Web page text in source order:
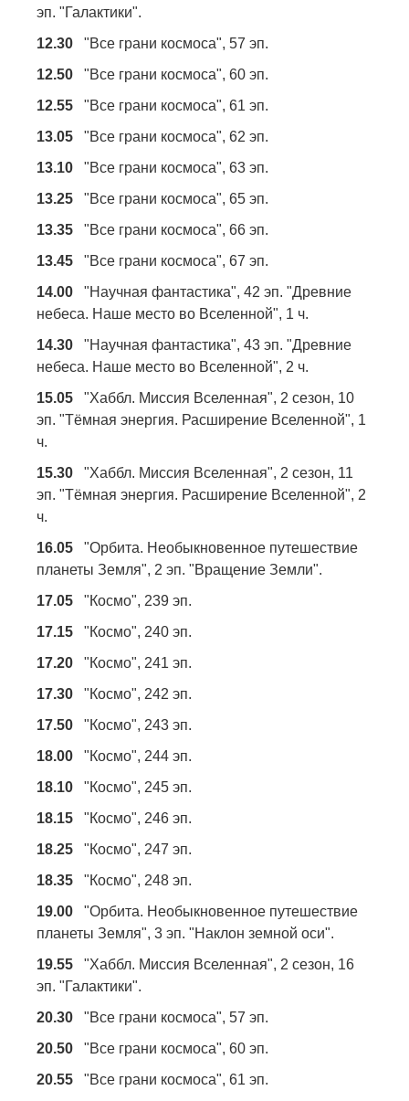
эп. "Галактики".
12.30 "Все грани космоса", 57 эп.
12.50 "Все грани космоса", 60 эп.
12.55 "Все грани космоса", 61 эп.
13.05 "Все грани космоса", 62 эп.
13.10 "Все грани космоса", 63 эп.
13.25 "Все грани космоса", 65 эп.
13.35 "Все грани космоса", 66 эп.
13.45 "Все грани космоса", 67 эп.
14.00 "Научная фантастика", 42 эп. "Древние
небеса. Наше место во Вселенной", 1 ч.
14.30 "Научная фантастика", 43 эп. "Древние
небеса. Наше место во Вселенной", 2 ч.
15.05 "Хаббл. Миссия Вселенная", 2 сезон, 10
эп. "Тёмная энергия. Расширение Вселенной", 1
ч.
15.30 "Хаббл. Миссия Вселенная", 2 сезон, 11
эп. "Тёмная энергия. Расширение Вселенной", 2
ч.
16.05 "Орбита. Необыкновенное путешествие
планеты Земля", 2 эп. "Вращение Земли".
17.05 "Космо", 239 эп.
17.15 "Космо", 240 эп.
17.20 "Космо", 241 эп.
17.30 "Космо", 242 эп.
17.50 "Космо", 243 эп.
18.00 "Космо", 244 эп.
18.10 "Космо", 245 эп.
18.15 "Космо", 246 эп.
18.25 "Космо", 247 эп.
18.35 "Космо", 248 эп.
19.00 "Орбита. Необыкновенное путешествие
планеты Земля", 3 эп. "Наклон земной оси".
19.55 "Хаббл. Миссия Вселенная", 2 сезон, 16
эп. "Галактики".
20.30 "Все грани космоса", 57 эп.
20.50 "Все грани космоса", 60 эп.
20.55 "Все грани космоса", 61 эп.